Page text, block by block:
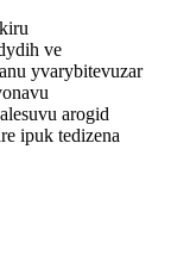
ve
yvarybitevuzar
arogid
ipuk tedizena